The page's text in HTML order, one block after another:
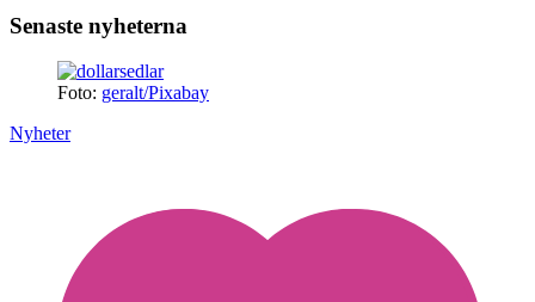
Senaste nyheterna
Foto: geralt/Pixabay
Nyheter